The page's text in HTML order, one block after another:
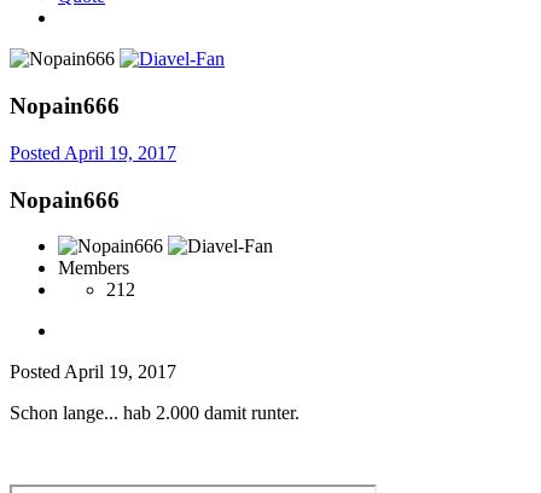
Nopain666
Posted April 19, 2017
Nopain666
Members
212
Posted April 19, 2017
Schon lange... hab 2.000 damit runter.